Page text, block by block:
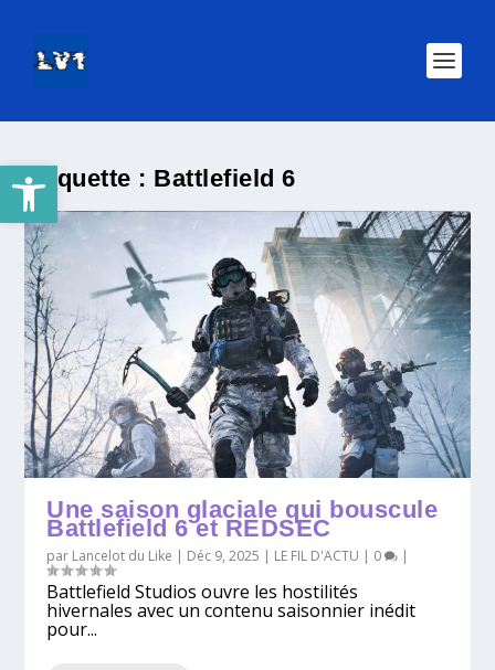
Ouvrir la barre d’outilsÉtiquette : Battlefield 6
Une saison glaciale qui bouscule
Battlefield 6 et REDSEC
par Lancelot du Like | Déc 9, 2025 | LE FIL D'ACTU | 0 |
Battlefield Studios ouvre les hostilités
hivernales avec un contenu saisonnier inédit
pour...